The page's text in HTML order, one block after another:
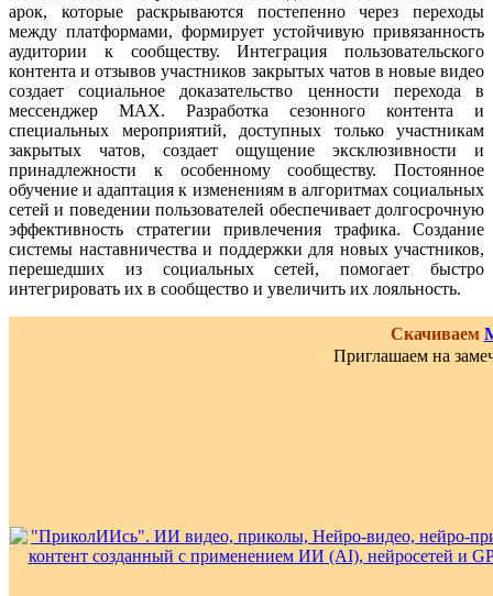
арок, которые раскрываются постепенно через переходы
между платформами, формирует устойчивую привязанность
аудитории к сообществу. Интеграция пользовательского
контента и отзывов участников закрытых чатов в новые видео
создает социальное доказательство ценности перехода в
мессенджер MAX. Разработка сезонного контента и
специальных мероприятий, доступных только участникам
закрытых чатов, создает ощущение эксклюзивности и
принадлежности к особенному сообществу. Постоянное
обучение и адаптация к изменениям в алгоритмах социальных
сетей и поведении пользователей обеспечивает долгосрочную
эффективность стратегии привлечения трафика. Создание
системы наставничества и поддержки для новых участников,
перешедших из социальных сетей, помогает быстро
интегрировать их в сообщество и увеличить их лояльность.
Скачиваем
Приглашаем на